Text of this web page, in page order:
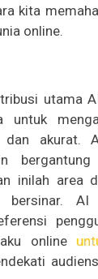
kita
online.
utama
untuk
akurat.
bergantung
inilah area
bersinar. AI
online